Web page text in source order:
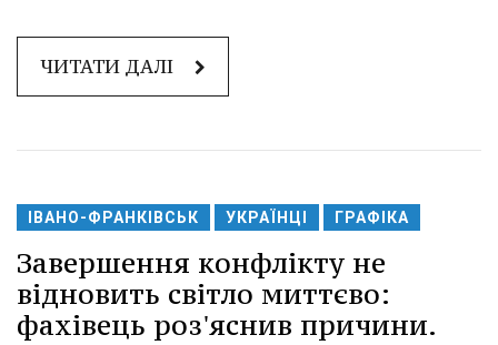
ЧИТАТИ ДАЛІ
ІВАНО-ФРАНКІВСЬК УКРАЇНЦІ ГРАФІКА
Завершення конфлікту не
відновить світло миттєво:
фахівець роз'яснив причини.